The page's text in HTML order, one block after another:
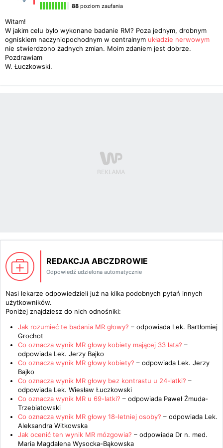
88 poziom zaufania
Witam!
W jakim celu było wykonane badanie RM? Poza jednym, drobnym
ogniskiem naczyniopochodnym w centralnym układzie nerwowym
nie stwierdzono żadnych zmian. Moim zdaniem jest dobrze.
Pozdrawiam
W. Łuczkowski.
REDAKCJA ABCZDROWIE
Odpowiedź udzielona automatycznie
Nasi lekarze odpowiedzieli już na kilka podobnych pytań innych
użytkowników.
Poniżej znajdziesz do nich odnośniki:
Jak rozumieć te badania MR głowy? – odpowiada Lek. Bartłomiej
Grochot
Co oznacza wynik MR głowy kobiety mającej 33 lata? –
odpowiada Lek. Jerzy Bajko
Co oznacza wynik MR głowy kobiety? – odpowiada Lek. Jerzy
Bajko
Co oznacza wynik MR głowy bez kontrastu u 24-latki? –
odpowiada Lek. Wiesław Łuczkowski
Co oznacza wynik MR u 69-latki? – odpowiada Paweł Żmuda-
Trzebiatowski
Co oznacza wynik MR głowy 18-letniej osoby? – odpowiada Lek.
Aleksandra Witkowska
Jak ocenić ten wynik MR mózgowia? – odpowiada Dr n. med.
Maria Magdalena Wysocka-Bąkowska